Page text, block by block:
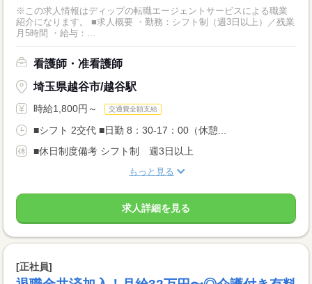
※この求人情報はディップの転職エージェントサービスによる職業
紹介になります。 ■求人概要 ・勤務：シフト制（週3日以上）／残業
月5時間 ・給与：...
看護師・准看護師
埼玉県越谷市/越谷駅
時給1,800円～ 交通費全額支給
■シフト 2交代 ■日勤 8：30-17：00（休憩...
■休日制度備考 シフト制 週3日以上
もっと見る
求人詳細を見る
[正社員]